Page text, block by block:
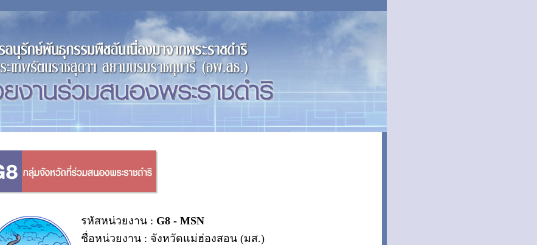
รหัสหน่วยงาน : G8 - MSN
ชื่อหน่วยงาน : จังหวัดแม่ฮ่องสอน (มส.)